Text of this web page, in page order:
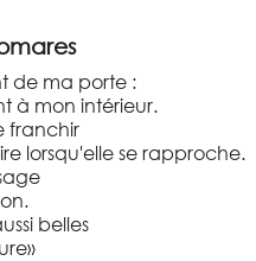
de ma porte :
à mon intérieur.
franchir
lorsqu'elle se rapproche.
belles